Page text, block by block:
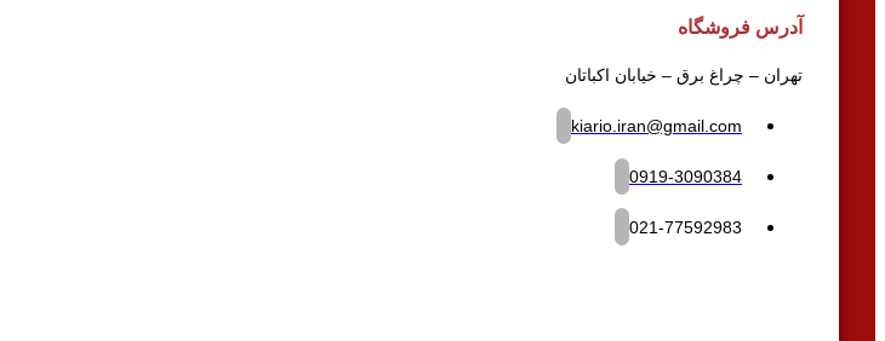
آدرس فروشگاه
تهران – چراغ برق – خیابان اکباتان
kiario.iran@gmail.com
0919-3090384
021-77592983